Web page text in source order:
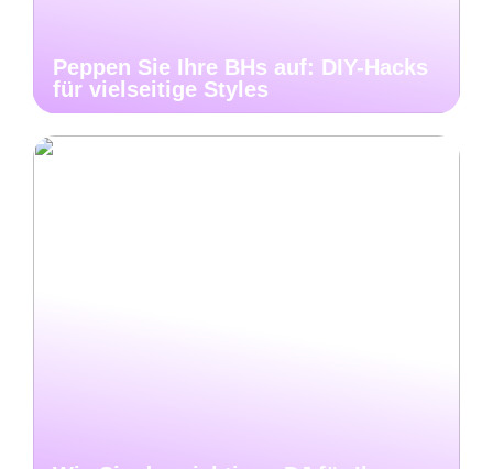
Peppen Sie Ihre BHs auf: DIY-Hacks
für vielseitige Styles